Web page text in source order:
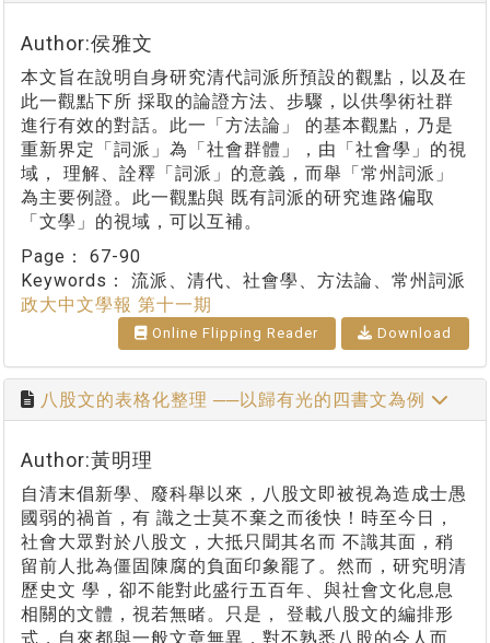
Author:侯雅文
本文旨在說明自身研究清代詞派所預設的觀點，以及在
此一觀點下所 採取的論證方法、步驟，以供學術社群
進行有效的對話。此一「方法論」 的基本觀點，乃是
重新界定「詞派」為「社會群體」，由「社會學」的視
域， 理解、詮釋「詞派」的意義，而舉「常州詞派」
為主要例證。此一觀點與 既有詞派的研究進路偏取
「文學」的視域，可以互補。
Page： 67-90
Keywords： 流派、清代、社會學、方法論、常州詞派
政大中文學報 第十一期
Online Flipping Reader Download
八股文的表格化整理 ──以歸有光的四書文為例
Author:黃明理
自清末倡新學、廢科舉以來，八股文即被視為造成士愚
國弱的禍首，有 識之士莫不棄之而後快！時至今日，
社會大眾對於八股文，大抵只聞其名而 不識其面，稍
留前人批為僵固陳腐的負面印象罷了。然而，研究明清
歷史文 學，卻不能對此盛行五百年、與社會文化息息
相關的文體，視若無睹。只是， 登載八股文的編排形
式，自來都與一般文章無異，對不熟悉八股的今人而